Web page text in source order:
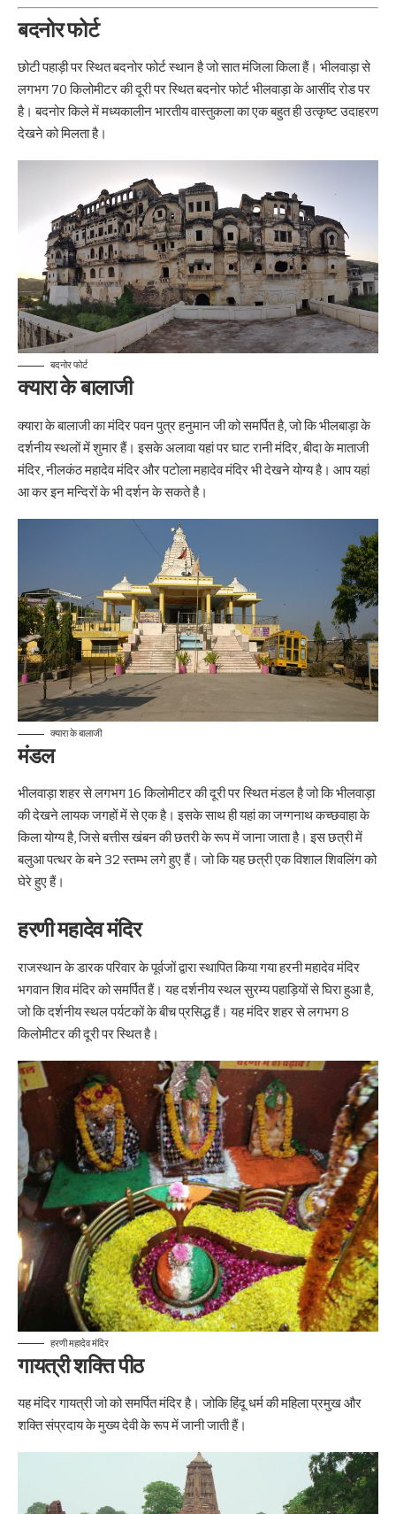
बदनोर फोर्ट
छोटी पहाड़ी पर स्थित बदनोर फोर्ट स्थान है जो सात मंजिला किला हैं। भीलवाड़ा से
लगभग 70 किलोमीटर की दूरी पर स्थित बदनोर फोर्ट भीलवाड़ा के आसींद रोड पर
है। बदनोर किले में मध्यकालीन भारतीय वास्तुकला का एक बहुत ही उत्कृष्ट उदाहरण
देखने को मिलता है।
बदनोर फोर्ट
क्यारा के बालाजी
क्यारा के बालाजी का मंदिर पवन पुत्र हनुमान जी को समर्पित है, जो कि भीलबाड़ा के
दर्शनीय स्थलों में शुमार हैं। इसके अलावा यहां पर घाट रानी मंदिर, बीदा के माताजी
मंदिर, नीलकंठ महादेव मंदिर और पटोला महादेव मंदिर भी देखने योग्य है। आप यहां
आ कर इन मन्दिरों के भी दर्शन के सकते है।
क्यारा के बालाजी
मंडल
भीलवाड़ा शहर से लगभग 16 किलोमीटर की दूरी पर स्थित मंडल है जो कि भीलवाड़ा
की देखने लायक जगहों में से एक है। इसके साथ ही यहां का जग्गनाथ कच्छवाहा के
किला योग्य है, जिसे बत्तीस खंबन की छतरी के रूप में जाना जाता है। इस छत्री में
बलुआ पत्थर के बने 32 स्तम्भ लगे हुए हैं। जो कि यह छत्री एक विशाल शिवलिंग को
घेरे हुए हैं।
हरणी महादेव मंदिर
राजस्थान के डारक परिवार के पूर्वजों द्वारा स्थापित किया गया हरनी महादेव मंदिर
भगवान शिव मंदिर को समर्पित हैं। यह दर्शनीय स्थल सुरम्य पहाड़ियों से घिरा हुआ है,
जो कि दर्शनीय स्थल पर्यटकों के बीच प्रसिद्ध हैं। यह मंदिर शहर से लगभग 8
किलोमीटर की दूरी पर स्थित है।
हरणी महादेव मंदिर
गायत्री शक्ति पीठ
यह मंदिर गायत्री जो को समर्पित मंदिर है। जोकि हिंदू धर्म की महिला प्रमुख और
शक्ति संप्रदाय के मुख्य देवी के रूप में जानी जाती हैं।